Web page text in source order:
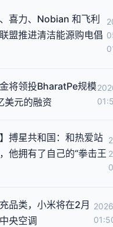
喜力、Nobian 和飞利
盟推进清洁能源购电倡
将领投BharatPe规模
美元的融资
】搏星共和国：和热爱站
他拥有了自己的“拳击王
品类，小米将在2月
央空调